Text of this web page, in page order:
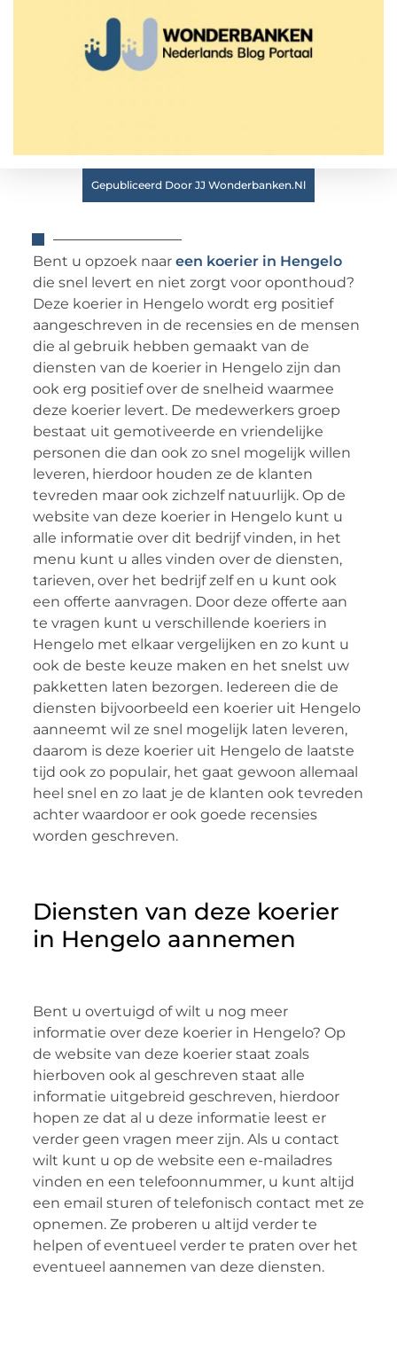
Gepubliceerd Door JJ Wonderbanken.nl
Bent u opzoek naareen koerier in Hengelo
die snel levert en niet zorgt voor oponthoud?
Deze koerier in Hengelo wordt erg positief
aangeschreven in de recensies en de mensen
die al gebruik hebben gemaakt van de
diensten van de koerier in Hengelo zijn dan
ook erg positief over de snelheid waarmee
deze koerier levert. De medewerkers groep
bestaat uit gemotiveerde en vriendelijke
personen die dan ook zo snel mogelijk willen
leveren, hierdoor houden ze de klanten
tevreden maar ook zichzelf natuurlijk. Op de
website van deze koerier in Hengelo kunt u
alle informatie over dit bedrijf vinden, in het
menu kunt u alles vinden over de diensten,
tarieven, over het bedrijf zelf en u kunt ook
een offerte aanvragen. Door deze offerte aan
te vragen kunt u verschillende koeriers in
Hengelo met elkaar vergelijken en zo kunt u
ook de beste keuze maken en het snelst uw
pakketten laten bezorgen. Iedereen die de
diensten bijvoorbeeld een koerier uit Hengelo
aanneemt wil ze snel mogelijk laten leveren,
daarom is deze koerier uit Hengelo de laatste
tijd ook zo populair, het gaat gewoon allemaal
heel snel en zo laat je de klanten ook tevreden
achter waardoor er ook goede recensies
worden geschreven.
Diensten van deze koerier
in Hengelo aannemen
Bent u overtuigd of wilt u nog meer
informatie over deze koerier in Hengelo? Op
de website van deze koerier staat zoals
hierboven ook al geschreven staat alle
informatie uitgebreid geschreven, hierdoor
hopen ze dat al u deze informatie leest er
verder geen vragen meer zijn. Als u contact
wilt kunt u op de website een e-mailadres
vinden en een telefoonnummer, u kunt altijd
een email sturen of telefonisch contact met ze
opnemen. Ze proberen u altijd verder te
helpen of eventueel verder te praten over het
eventueel aannemen van deze diensten.